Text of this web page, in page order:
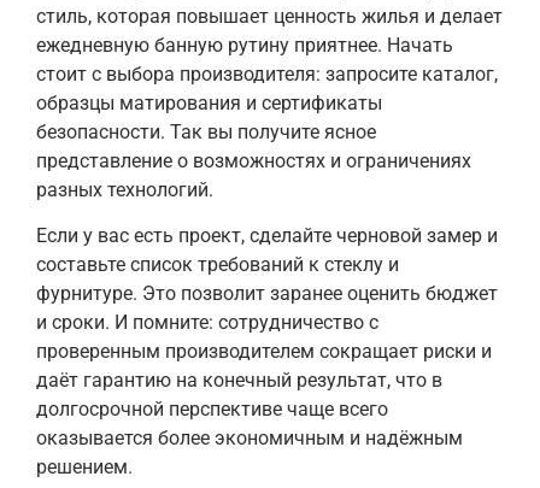
стиль, которая повышает ценность жилья и делает
ежедневную банную рутину приятнее. Начать
стоит с выбора производителя: запросите каталог,
образцы матирования и сертификаты
безопасности. Так вы получите ясное
представление о возможностях и ограничениях
разных технологий.
Если у вас есть проект, сделайте черновой замер и
составьте список требований к стеклу и
фурнитуре. Это позволит заранее оценить бюджет
и сроки. И помните: сотрудничество с
проверенным производителем сокращает риски и
даёт гарантию на конечный результат, что в
долгосрочной перспективе чаще всего
оказывается более экономичным и надёжным
решением.